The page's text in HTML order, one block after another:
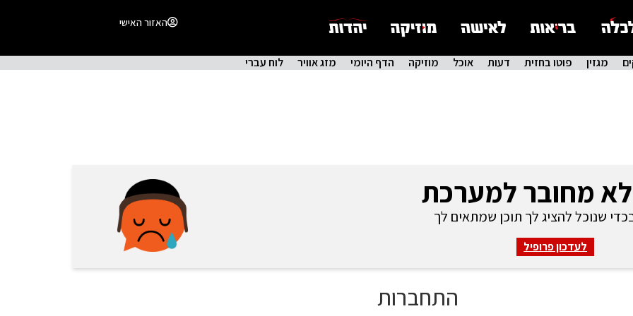
האזור האישי
מגזין פוטו בחזית דעות אוכל מוזיקה הדף היומי מזג אוויר לוח עברי
מחובר למערכת
שנוכל להציג לך תוכן שמתאים לך
לעדכון פרופיל
התחברות